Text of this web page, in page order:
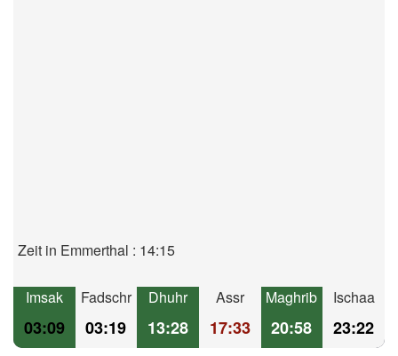
Zeit in Emmerthal : 14:15
Imsak
03:09
Fadschr
03:19
Dhuhr
13:28
Assr
17:33
Maghrib
20:58
Ischaa
23:22